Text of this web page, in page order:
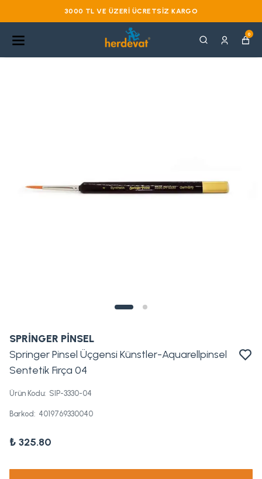
3000 TL VE ÜZERI ÜCRETSIZ KARGO
0
SPRİNGER PİNSEL
Springer Pinsel Üçgensi Künstler-Aquarellpinsel
Sentetik Fırça 04
Ürün Kodu: SIP-3330-04
Barkod: 4019769330040
₺ 325.80